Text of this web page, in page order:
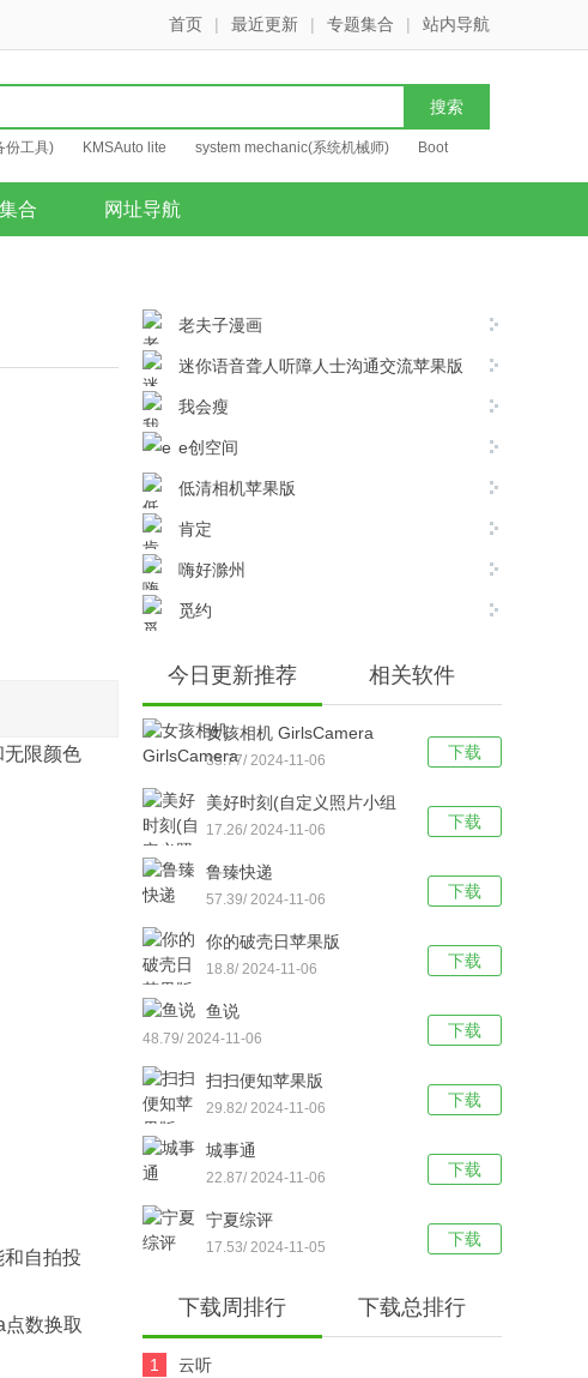
首页 | 最近更新 | 专题集合 | 站内导航
份工具) KMSAuto lite system mechanic(系统机械师) Boot
合 网址导航
无限颜色
自拍投
数换取
老夫子漫画
迷你语音聋人听障人士沟通交流苹果版
我会瘦
e创空间
低清相机苹果版
肯定
嗨好滁州
觅约
今日更新推荐 相关软件
下载
女孩相机 GirlsCamera
35.77/ 2024-11-06
下载
美好时刻(自定义照片小组
件)
17.26/ 2024-11-06
下载
鲁臻快递
57.39/ 2024-11-06
下载
你的破壳日苹果版
18.8/ 2024-11-06
下载
鱼说
48.79/ 2024-11-06
下载
扫扫便知苹果版
29.82/ 2024-11-06
下载
城事通
22.87/ 2024-11-06
下载
宁夏综评
17.53/ 2024-11-05
下载周排行 下载总排行
1
云听